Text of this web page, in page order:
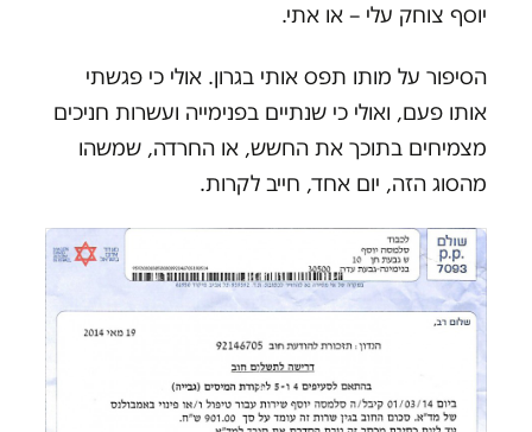
יוסף צוחק עלי – או אתי.
הסיפור על מותו תפס אותי בגרון. אולי כי פגשתי
אותו פעם, ואולי כי שנתיים בפנימייה ועשרות חניכים
מצמיחים בתוכך את החשש, או החרדה, שמשהו
מהסוג הזה, יום אחד, חייב לקרות.